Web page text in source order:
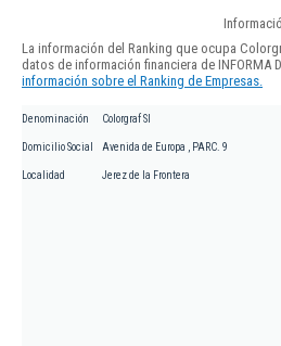
La información del Ranking que ocupa
datos de información financiera de INFORMA
información sobre el Ranking de Empresas.
Denominación Colorgraf Sl
Domicilio Social Avenida de Europa , PARC. 9
Localidad Jerez de la Frontera